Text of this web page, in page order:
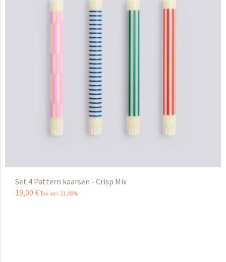
Set 4 Pattern kaarsen - Crisp Mix
19,00 € Tax incl 21,00%